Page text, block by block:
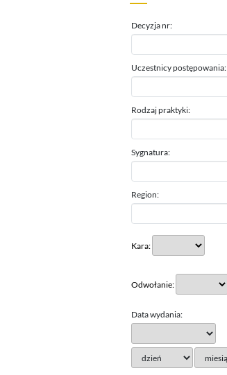
Decyzja nr:
Uczestnicy postępowania:
Rodzaj praktyki:
Sygnatura:
Region:
Kara:
Odwołanie:
Data wydania: